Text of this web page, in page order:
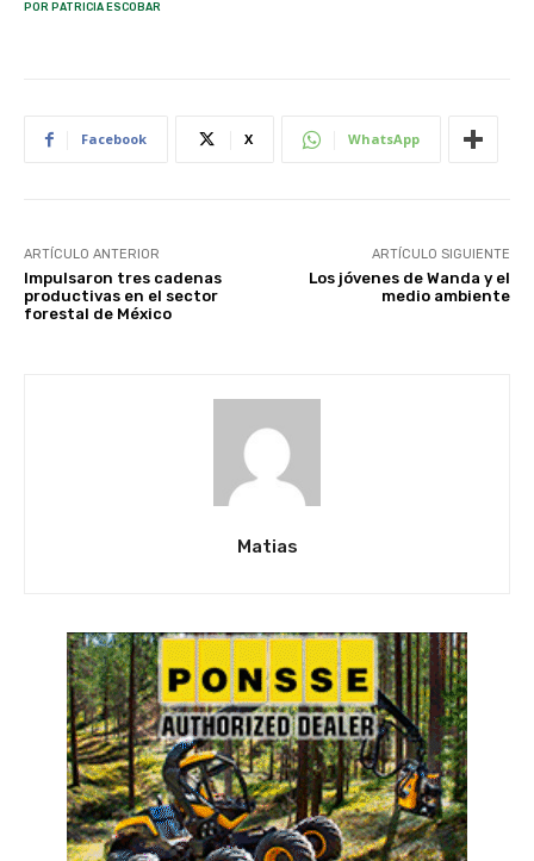
POR PATRICIA ESCOBAR
Facebook X WhatsApp
ARTÍCULO ANTERIOR
Impulsaron tres cadenas
productivas en el sector
forestal de México
ARTÍCULO SIGUIENTE
Los jóvenes de Wanda y el
medio ambiente
Matias